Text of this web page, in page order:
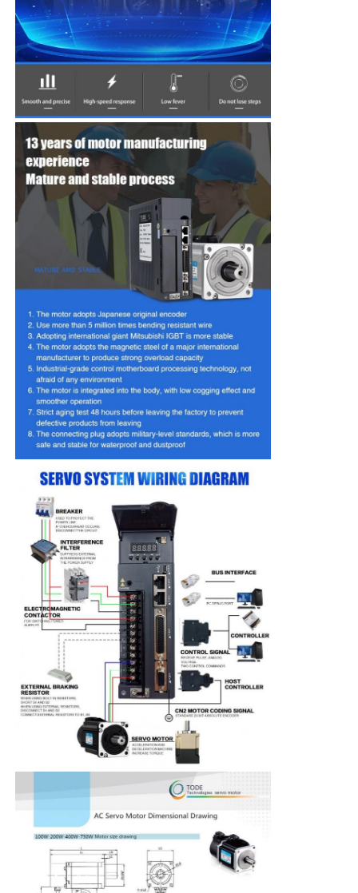
会社案内
品質管理
お問い合わせ
見積依頼
可変周波数ドライブ
プログラマブルロジックコントローラー
PLCコントローラー
ソフトスタートデバイス
ロボット関節モーター
人間の機械インターフェース
ギヤ減力剤
ACサーボモーター